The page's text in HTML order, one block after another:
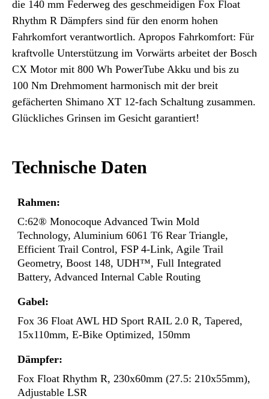
die 140 mm Federweg des geschmeidigen Fox Float
Rhythm R Dämpfers sind für den enorm hohen
Fahrkomfort verantwortlich. Apropos Fahrkomfort: Für
kraftvolle Unterstützung im Vorwärts arbeitet der Bosch
CX Motor mit 800 Wh PowerTube Akku und bis zu
100 Nm Drehmoment harmonisch mit der breit
gefächerten Shimano XT 12-fach Schaltung zusammen.
Glückliches Grinsen im Gesicht garantiert!
Technische Daten
Rahmen:
C:62® Monocoque Advanced Twin Mold
Technology, Aluminium 6061 T6 Rear Triangle,
Efficient Trail Control, FSP 4-Link, Agile Trail
Geometry, Boost 148, UDH™, Full Integrated
Battery, Advanced Internal Cable Routing
Gabel:
Fox 36 Float AWL HD Sport RAIL 2.0 R, Tapered,
15x110mm, E-Bike Optimized, 150mm
Dämpfer:
Fox Float Rhythm R, 230x60mm (27.5: 210x55mm),
Adjustable LSR